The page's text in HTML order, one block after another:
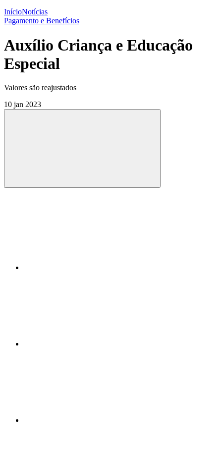
InícioNotícias
Pagamento e Benefícios
Auxílio Criança e Educação
Especial
Valores são reajustados
10 jan 2023
Compartilhar